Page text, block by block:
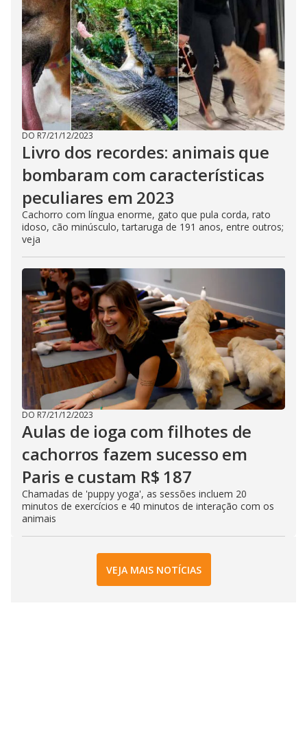
DO R7/21/12/2023
Livro dos recordes: animais que
bombaram com características
peculiares em 2023
Cachorro com língua enorme, gato que pula corda, rato
idoso, cão minúsculo, tartaruga de 191 anos, entre outros;
veja
DO R7/21/12/2023
Aulas de ioga com filhotes de
cachorros fazem sucesso em
Paris e custam R$ 187
Chamadas de 'puppy yoga', as sessões incluem 20
minutos de exercícios e 40 minutos de interação com os
animais
VEJA MAIS NOTÍCIAS